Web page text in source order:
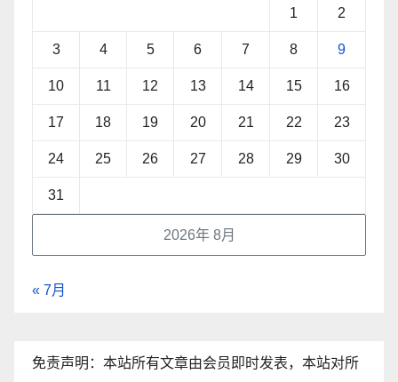
2026年 8月
1 2
3 4 5 6 7 8 9
10 11 12 13 14 15 16
17 18 19 20 21 22 23
24 25 26 27 28 29 30
31
« 7月
免责声明：本站所有文章由会员即时发表，本站对所